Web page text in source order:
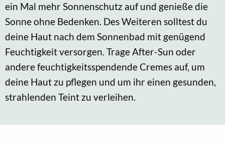
ein Mal mehr Sonnenschutz auf und genieße die
Sonne ohne Bedenken. Des Weiteren solltest du
deine Haut nach dem Sonnenbad mit genügend
Feuchtigkeit versorgen. Trage After-Sun oder
andere feuchtigkeitsspendende Cremes auf, um
deine Haut zu pflegen und um ihr einen gesunden,
strahlenden Teint zu verleihen.